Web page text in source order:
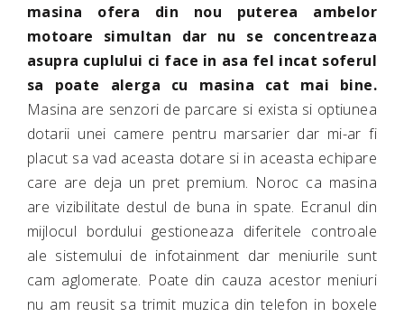
masina ofera din nou puterea ambelor
motoare simultan dar nu se concentreaza
asupra cuplului ci face in asa fel incat soferul
sa poate alerga cu masina cat mai bine.
Masina are senzori de parcare si exista si optiunea
dotarii unei camere pentru marsarier dar mi-ar fi
placut sa vad aceasta dotare si in aceasta echipare
care are deja un pret premium. Noroc ca masina
are vizibilitate destul de buna in spate. Ecranul din
mijlocul bordului gestioneaza diferitele controale
ale sistemului de infotainment dar meniurile sunt
cam aglomerate. Poate din cauza acestor meniuri
nu am reusit sa trimit muzica din telefon in boxele